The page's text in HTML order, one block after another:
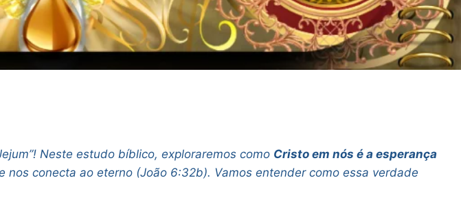
Neste estudo bíblico, exploraremos como Cristo em nós é a esperança
nos conecta ao eterno (João 6:32b). Vamos entender como essa verdade